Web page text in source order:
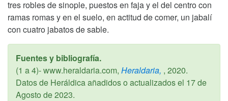
tres robles de sinople, puestos en faja y el del centro con
ramas romas y en el suelo, en actitud de comer, un jabalí
con cuatro jabatos de sable.
Fuentes y bibliografía.
(1 a 4)- www.heraldaria.com, Heraldaria, , 2020.
Datos de Heráldica añadidos o actualizados el 17 de
Agosto de 2023.